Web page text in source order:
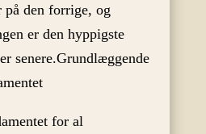
på den forrige, og
er den hyppigste
senere.Grundlæggende
for al